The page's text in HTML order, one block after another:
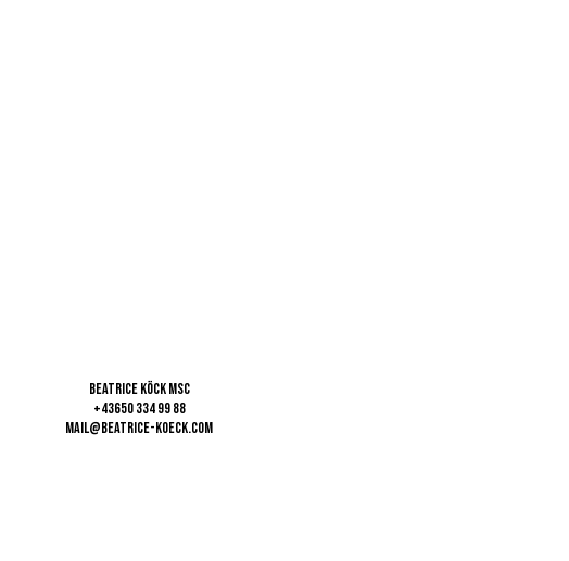
Beatrice Köck MSc
+43650 334 99 88
mail@beatrice-koeck.com